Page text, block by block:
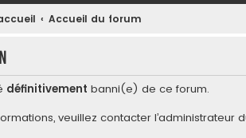
Accueil du forum
définitivement banni(e) de ce forum.
veuillez contacter l’administrateur